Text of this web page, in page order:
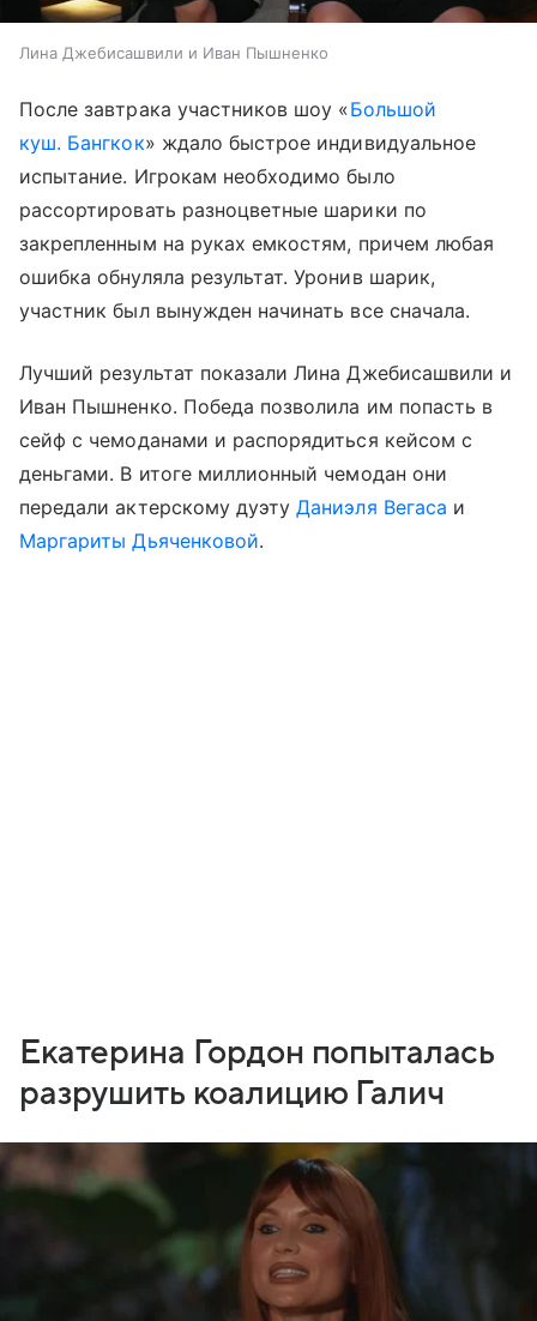
Лина Джебисашвили и Иван Пышненко
После завтрака участников шоу «Большой
куш. Бангкок» ждало быстрое индивидуальное
испытание. Игрокам необходимо было
рассортировать разноцветные шарики по
закрепленным на руках емкостям, причем любая
ошибка обнуляла результат. Уронив шарик,
участник был вынужден начинать все сначала.
Лучший результат показали Лина Джебисашвили и
Иван Пышненко. Победа позволила им попасть в
сейф с чемоданами и распорядиться кейсом с
деньгами. В итоге миллионный чемодан они
передали актерскому дуэтуДаниэля Вегаса и
Маргариты Дьяченковой.
Екатерина Гордон попыталась
разрушить коалицию Галич